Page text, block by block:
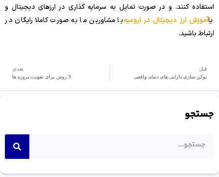
استفاده کنند. و در صورت تمایل به سرمایه گذاری در ارزهای دیجیتال و
یاآموزش ارز دیجیتال در ارومیهبا مشاورین ما به صورت کاملا رایگان در
ارتباط باشید.
قبل
توکن سازی دارایی های دنیای واقعی
بعدی
5 روش برای تقویت پروژه ها
جستجو